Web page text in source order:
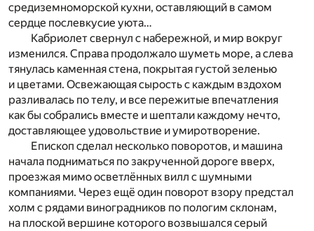
средиземноморской кухни, оставляющий в самом
сердце послевкусие уюта…
Кабриолет свернул с набережной, и мир вокруг
изменился. Справа продолжало шуметь море, а слева
тянулась каменная стена, покрытая густой зеленью
и цветами. Освежающая сырость с каждым вздохом
разливалась по телу, и все пережитые впечатления
как бы собрались вместе и шептали каждому нечто,
доставляющее удовольствие и умиротворение.
Епископ сделал несколько поворотов, и машина
начала подниматься по закрученной дороге вверх,
проезжая мимо осветлённых вилл с шумными
компаниями. Через ещё один поворот взору предстал
холм с рядами виноградников по пологим склонам,
на плоской вершине которого возвышался серый